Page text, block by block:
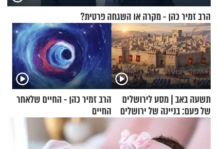
הרב זמיר כהן - מקרה או השגחה פרטית?
תשעה באב | מסע לירושלים
של פעם: בניינה של ירושלים
הרב זמיר כהן - החיים שלאחר
החיים